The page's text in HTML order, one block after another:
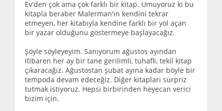
Ev'den çok ama çok farklı bir kitap. Umuyoruz ki bu
kitapla beraber Malerman'ın kendini tekrar
etmeyen, her kitabıyla kendine farklı bir yol açan
bir yazar olduğunu göstermeye başlayacağız.
Şöyle söyleyeyim. Sanıyorum ağustos ayından
itibaren her ay bir tane gerilimli, tuhaflı, tekil kitap
çıkaracağız. Ağustostan şubat ayına kadar böyle bir
tempoda devam edeceğiz. Diğer kitapları sürpriz
tutmak istiyoruz. Hepsi birbirinden heyecan verici
bizim için.